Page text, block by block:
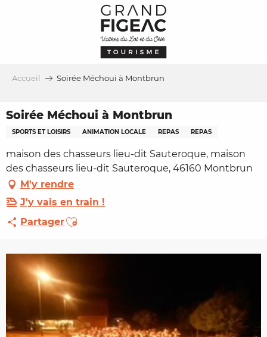
Accueil Soirée Méchoui à Montbrun
Soirée Méchoui à Montbrun
SPORTS ET LOISIRS ANIMATION LOCALE REPAS REPAS
maison des chasseurs lieu-dit Sauteroque, maison
des chasseurs lieu-dit Sauteroque, 46160 Montbrun
M'y rendre
J'y vais en train !
PartagerAjouter aux favoris